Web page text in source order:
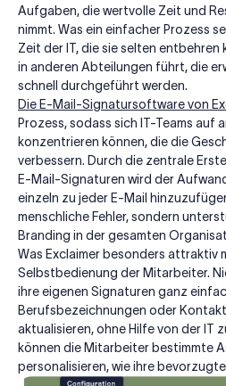
Aufgaben, die wertvolle Zeit und
nimmt. Was ein einfacher Prozess
Zeit der IT, die sie selten entbehren
in anderen Abteilungen führt, die
schnell durchgeführt werden.
Die E-Mail-Signatursoftware von
Prozess, sodass sich IT-Teams auf
konzentrieren können, die die
verbessern. Durch die zentrale
E-Mail-Signaturen wird der
einzeln zu jeder E-Mail
menschliche Fehler, sondern
Branding in der gesamten
Was Exclaimer besonders attraktiv
Selbstbedienung der Mitarbeiter.
ihre eigenen Signaturen ganz
Berufsbezeichnungen oder
aktualisieren, ohne Hilfe von der IT
können die Mitarbeiter bestimmte
personalisieren, wie ihre